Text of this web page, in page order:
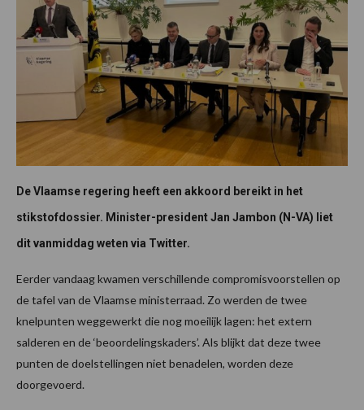
De Vlaamse regering heeft een akkoord bereikt in het
stikstofdossier. Minister-president Jan Jambon (N-VA) liet
dit vanmiddag weten via Twitter.
Eerder vandaag kwamen verschillende compromisvoorstellen op
de tafel van de Vlaamse ministerraad. Zo werden de twee
knelpunten weggewerkt die nog moeilijk lagen: het extern
salderen en de ‘beoordelingskaders’. Als blijkt dat deze twee
punten de doelstellingen niet benadelen, worden deze
doorgevoerd.